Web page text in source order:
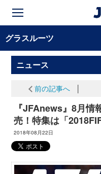
グラスルーツ
ニュース
前の記事へ
『JFAnews』8月
売！特集は「
2018年08月22日